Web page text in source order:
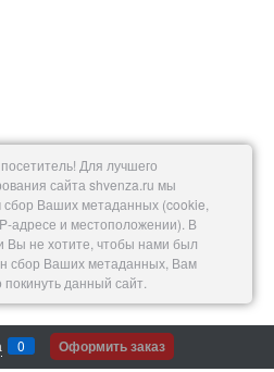
0 Оформить заказ
Для лучшего
сайта shvenza.ru мы
сбор Ваших метаданных (cookie,
адресе и местоположении). В
Вы не хотите, чтобы нами был
сбор Ваших метаданных, Вам
данный сайт.